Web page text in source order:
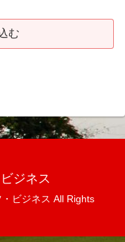
む
ジネス
ビジネス All Rights